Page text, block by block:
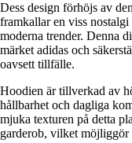
Dess design förhöjs av
framkallar en viss
moderna trender. Denna
märket adidas och
oavsett tillfälle.
Hoodien är tillverkad av
hållbarhet och dagliga
mjuka texturen på detta
garderob, vilket möjliggör